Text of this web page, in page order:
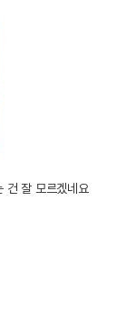
건 잘 모르겠네요